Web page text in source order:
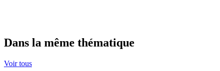
Dans la même thématique
Voir tous